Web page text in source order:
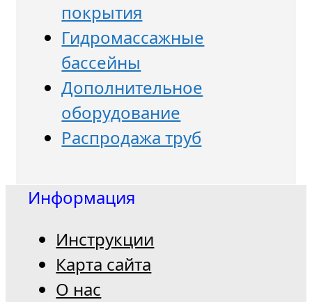
покрытия
Гидромассажные
бассейны
Дополнительное
оборудование
Распродажа труб
Информация
Инструкции
Карта сайта
О нас